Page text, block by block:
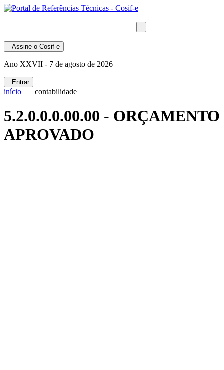
Assine o Cosif-e
Ano XXVII - 7 de agosto de 2026
Entrar
início | contabilidade
5.2.0.0.0.00.00 - ORÇAMENTO
APROVADO